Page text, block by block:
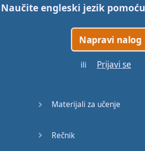
Naučite engleski jezik pomoću
Napravi nalog
ili Prijavi se
Materijali za učenje
Rečnik